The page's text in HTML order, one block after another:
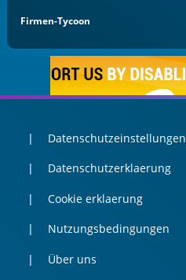
Firmen-Tycoon
Datenschutzeinstellungen
Datenschutzerklaerung
Cookie erklaerung
Nutzungsbedingungen
Über uns